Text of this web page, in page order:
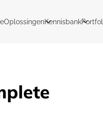
OplossingenKennisbank